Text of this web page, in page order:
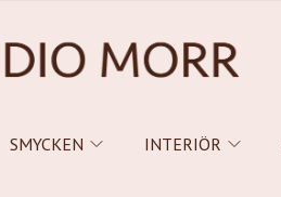
SMYCKEN INTERIÖR